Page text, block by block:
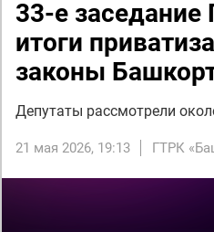
33-е заседание
итоги
законы
Депутаты рассмотрели
21 мая 2026, 19:13 ГТРК